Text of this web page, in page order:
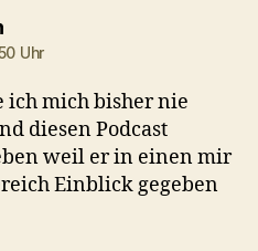
sagt:
Uhr
ich mich bisher nie
diesen Podcast
weil er in einen mir
Einblick gegeben